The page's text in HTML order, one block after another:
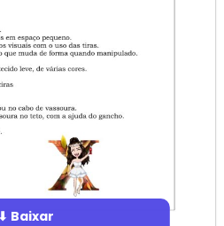
⬇ Baixar